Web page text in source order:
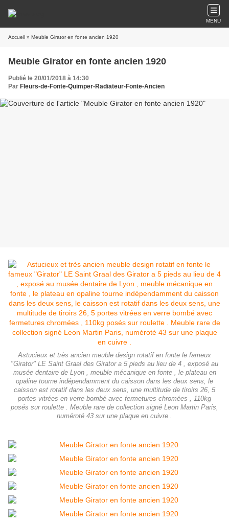
MENU
Accueil » Meuble Girator en fonte ancien 1920
Meuble Girator en fonte ancien 1920
Publié le 20/01/2018 à 14:30
Par Fleurs-de-Fonte-Quimper-Radiateur-Fonte-Ancien
Astucieux et très ancien meuble design rotatif en fonte le fameux
"Girator" LE Saint Graal des Girator a 5 pieds au lieu de 4 , exposé au
musée dentaire de Lyon , meuble mécanique en fonte , le plateau en
opaline tourne indépendamment du caisson dans les deux sens, le
caisson est rotatif dans les deux sens, une multitude de tiroirs 26, 5
portes vitrées en verre bombé avec fermetures chromées , 110kg
posés sur roulette . Meuble rare de collection signé Leon Martin Paris,
numéroté 43 sur une plaque en cuivre .